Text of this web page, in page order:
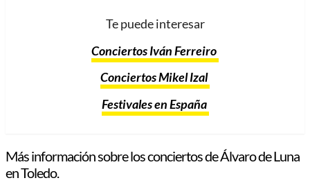
Te puede interesar
Conciertos Iván Ferreiro
Conciertos Mikel Izal
Festivales en España
Más información sobre los conciertos de Álvaro de Luna
en Toledo.